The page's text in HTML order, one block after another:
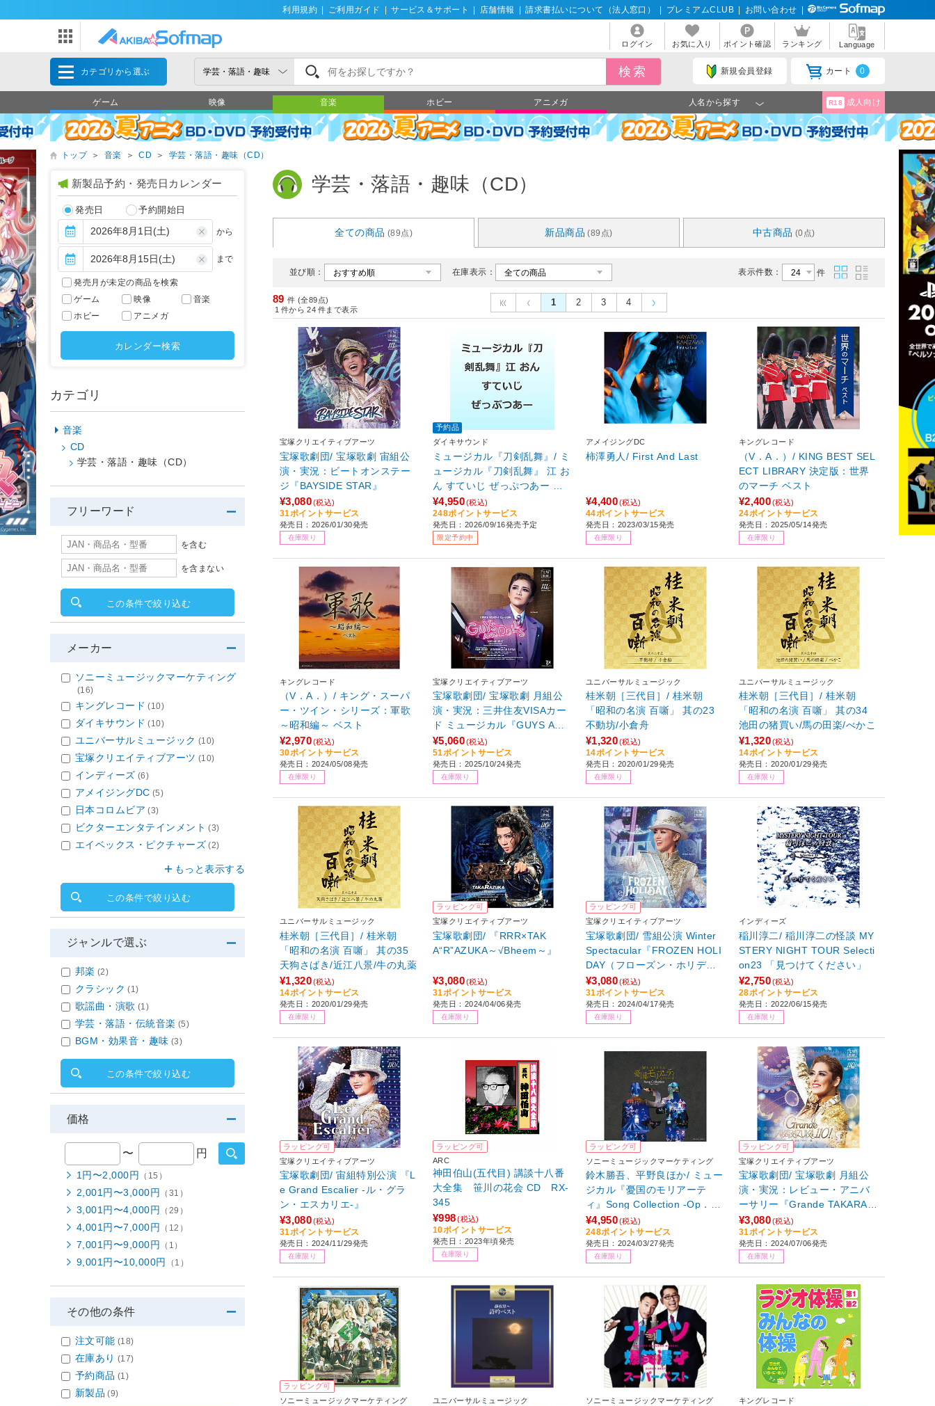
利用規約 ご利用ガイド サービス＆サポート 店舗情報 請求書払いについて（法人窓口） プレミアムCLUB お問い合わせ
ログイン お気に入り ポイント確認 ランキング Language
カテゴリから選ぶ 新規会員登録 カート 0
ゲーム 映像 音楽 ホビー アニメガ 人名から探す R18 成人向け
トップ ＞ 音楽 ＞ CD ＞ 学芸・落語・趣味（CD）
学芸・落語・趣味（CD）
全ての商品 (89点) 新品商品 (89点) 中古商品 (0点)
並び順： 在庫表示： 表示件数： 件
89 件 (全89点)
1 件から 24 件まで表示
1 2 3 4
宝塚クリエイティブアーツ
宝塚歌劇団/ 宝塚歌劇 宙組公
演・実況：ビートオンステー
ジ『BAYSIDE STAR』
¥3,080(税込)
31ポイントサービス
発売日：2026/01/30発売
在庫限り
予約品
ダイキサウンド
ミュージカル『刀剣乱舞』/ ミ
ュージカル『刀剣乱舞』 江 お
ん すていじ ぜっぷつあー り
ぶうと 初回限定盤
¥4,950(税込)
248ポイントサービス
発売日：2026/09/16発売予定
限定予約中
アメイジングDC
柿澤勇人/ First And Last
¥4,400(税込)
44ポイントサービス
発売日：2023/03/15発売
在庫限り
キングレコード
（V．A．）/ KING BEST SEL
ECT LIBRARY 決定版：世界
のマーチ ベスト
¥2,400(税込)
24ポイントサービス
発売日：2025/05/14発売
在庫限り
キングレコード
（V．A．）/ キング・スーパ
ー・ツイン・シリーズ：軍歌
～昭和編～ ベスト
¥2,970(税込)
30ポイントサービス
発売日：2024/05/08発売
在庫限り
宝塚クリエイティブアーツ
宝塚歌劇団/ 宝塚歌劇 月組公
演・実況：三井住友VISAカー
ド ミュージカル『GUYS AND
DOLLS』
¥5,060(税込)
51ポイントサービス
発売日：2025/10/24発売
在庫限り
ユニバーサルミュージック
桂米朝［三代目］/ 桂米朝
「昭和の名演 百噺」 其の23
不動坊/小倉舟
¥1,320(税込)
14ポイントサービス
発売日：2020/01/29発売
在庫限り
ユニバーサルミュージック
桂米朝［三代目］/ 桂米朝
「昭和の名演 百噺」 其の34
池田の猪買い/馬の田楽/べかこ
¥1,320(税込)
14ポイントサービス
発売日：2020/01/29発売
在庫限り
ユニバーサルミュージック
桂米朝［三代目］/ 桂米朝
「昭和の名演 百噺」 其の35
天狗さばき/近江八景/牛の丸薬
¥1,320(税込)
14ポイントサービス
発売日：2020/01/29発売
在庫限り
ラッピング可
宝塚クリエイティブアーツ
宝塚歌劇団/ 『RRR×TAK
A“R”AZUKA～√Bheem～』
¥3,080(税込)
31ポイントサービス
発売日：2024/04/06発売
在庫限り
ラッピング可
宝塚クリエイティブアーツ
宝塚歌劇団/ 雪組公演 Winter
Spectacular『FROZEN HOLI
DAY（フローズン・ホリデ
イ）』-Snow Troupe 100th A
nniversary-
¥3,080(税込)
31ポイントサービス
発売日：2024/04/17発売
在庫限り
インディーズ
稲川淳二/ 稲川淳二の怪談 MY
STERY NIGHT TOUR Selecti
on23 「見つけてください」
¥2,750(税込)
28ポイントサービス
発売日：2022/06/15発売
在庫限り
ラッピング可
宝塚クリエイティブアーツ
宝塚歌劇団/ 宙組特別公演 『L
e Grand Escalier -ル・グラ
ン・エスカリエ-』
¥3,080(税込)
31ポイントサービス
発売日：2024/11/29発売
在庫限り
ラッピング可
ARC
神田伯山(五代目) 講談十八番
大全集 笹川の花会 CD RX-
345
¥998 (税込)
10ポイントサービス
発売日：2023年頃発売
在庫限り
ラッピング可
ソニーミュージックマーケティング
鈴木勝吾、平野良ほか/ ミュー
ジカル『憂国のモリアーテ
ィ』Song Collection -Op．4/
Op．5- 特装版（初回数量限定
生産盤）
¥4,950(税込)
248ポイントサービス
発売日：2024/03/27発売
在庫限り
ラッピング可
宝塚クリエイティブアーツ
宝塚歌劇団/ 宝塚歌劇 月組公
演・実況：レビュー・アニバ
ーサリー『Grande TAKARAZ
UKA 110！』
¥3,080(税込)
31ポイントサービス
発売日：2024/07/06発売
在庫限り
ラッピング可
ソニーミュージックマーケティング
ユニバーサルミュージック ソニーミュージックマーケティング キングレコード
新製品予約・発売日カレンダー
発売日 予約開始日
から
まで
発売月が未定の商品を検索
ゲーム
映像
音楽
ホビー
アニメガ
カレンダー検索
カテゴリ
音楽
CD
学芸・落語・趣味（CD）
フリーワード
を含む
を含まない
この条件で絞り込む
メーカー
ソニーミュージックマーケティング
(16)
キングレコード (10)
ダイキサウンド (10)
ユニバーサルミュージック (10)
宝塚クリエイティブアーツ (10)
インディーズ (6)
アメイジングDC (5)
日本コロムビア (3)
ビクターエンタテインメント (3)
エイベックス・ピクチャーズ (2)
もっと表示する
この条件で絞り込む
ジャンルで選ぶ
邦楽 (2)
クラシック (1)
歌謡曲・演歌 (1)
学芸・落語・伝統音楽 (5)
BGM・効果音・趣味 (3)
この条件で絞り込む
価格
〜 円
1円〜2,000円 （15）
2,001円〜3,000円 （31）
3,001円〜4,000円 （29）
4,001円〜7,000円 （12）
7,001円〜9,000円 （1）
9,001円〜10,000円 （1）
その他の条件
注文可能 (18)
在庫あり (17)
予約商品 (1)
新製品 (9)